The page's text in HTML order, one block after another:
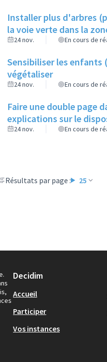
Installer plus d'arbres
la voie verte dans la
24 nov. En cours de
Sensibiliser les enfants
végétaliser
24 nov. En cours de
Faire une double page
explications sur le
24 nov. En cours de
Résultats par page : 25
Decidim
Accueil
Participer
Vos instances